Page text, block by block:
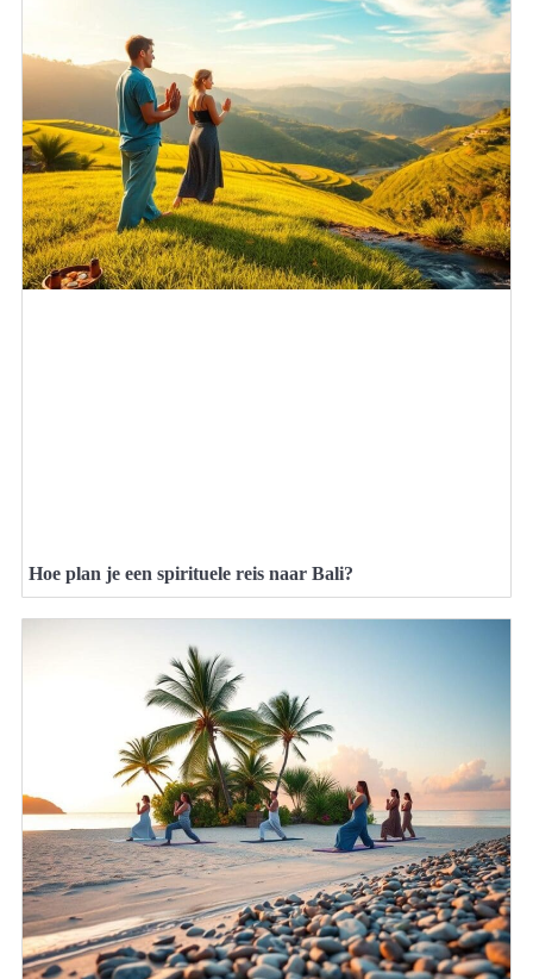
Hoe plan je een spirituele reis naar Bali?